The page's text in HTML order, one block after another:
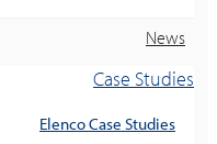
News
Case Studies
Elenco Case Studies